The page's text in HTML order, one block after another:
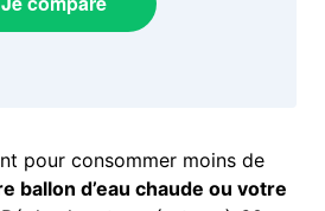
pour consommer moins de
ballon d’eau chaude ou votre